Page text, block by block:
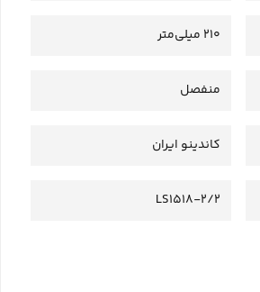
210 میلی‌متر
منفصل
کاندینو ایران
LS1518-2/2